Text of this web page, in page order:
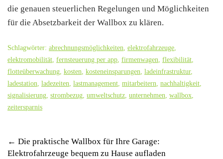
die genauen steuerlichen Regelungen und Möglichkeiten
für die Absetzbarkeit der Wallbox zu klären.
Schlagwörter: abrechnungsmöglichkeiten elektrofahrzeuge
elektromobilität fernsteuerung per app firmenwagen flexibilität
flotteüberwachung kosten kosteneinsparungen ladeinfrastruktur,
ladestation ladezeiten lastmanagement mitarbeitern nachhaltigkeit
signalisierung strombezug umweltschutz unternehmen wallbox
zeitersparnis
Post
← Die praktische Wallbox für Ihre Garage:
Elektrofahrzeuge bequem zu Hause aufladen